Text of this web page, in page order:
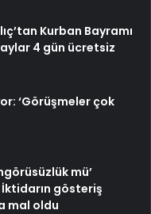
Kurban Bayramı
4 gün ücretsiz
‘Görüşmeler çok
mü’
gösteriş
mal oldu